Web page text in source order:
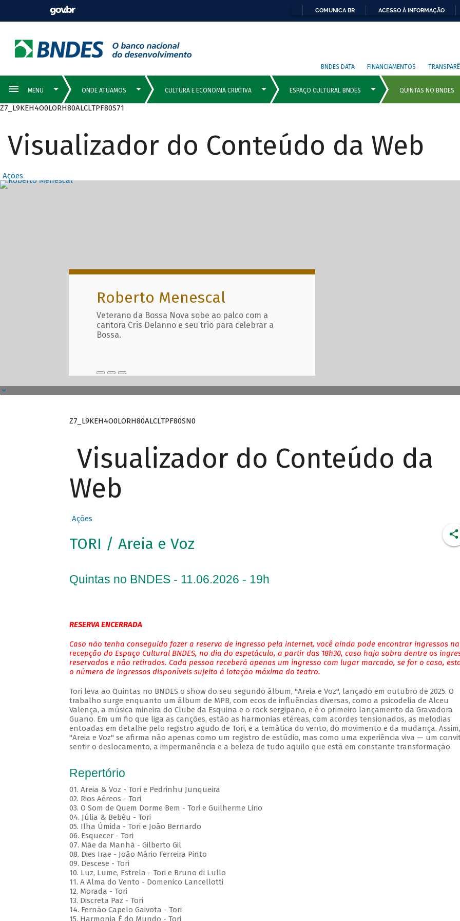
COMUNICA BR ACESSO À INFORMAÇÃO
BNDES DATA FINANCIAMENTOS
Z7_L9KEH4O0LORH80ALCLTPF80S71
Visualizador do Conteúdo da Web
Ações
Destaques Principais com
Roberto Menescal
Veterano da Bossa Nova sobe ao palco com a
cantora Cris Delanno e seu trio para celebrar a
Bossa.
Z7_L9KEH4O0LORH80ALCLTPF80SN0
Visualizador do Conteúdo da
Web
Ações
TORI / Areia e Voz
Quintas no BNDES - 11.06.2026 - 19h
RESERVA ENCERRADA
Caso não tenha conseguido fazer a reserva de ingresso pela internet, você ainda pode encontrar ingressos na
recepção do Espaço Cultural BNDES, no dia do espetáculo, a partir das 18h30, caso haja sobra dentre os
reservados e não retirados. Cada pessoa receberá apenas um ingresso com lugar marcado, se for o caso,
o número de ingressos disponíveis sujeito à lotação máxima do teatro.
Tori leva ao Quintas no BNDES o show do seu segundo álbum, "Areia e Voz", lançado em outubro de 2025. O
trabalho surge enquanto um álbum de MPB, com ecos de influências diversas, como a psicodelia de Alceu
Valença, a música mineira do Clube da Esquina e o rock sergipano, e é o primeiro lançamento da Gravadora
Guano. Em um fio que liga as canções, estão as harmonias etéreas, com acordes tensionados, as melodias
entoadas em detalhe pelo registro agudo de Tori, e a temática do vento, do movimento e da mudança. Assim,
"Areia e Voz" se afirma não apenas como um registro de estúdio, mas como uma experiência viva — um
sentir o deslocamento, a impermanência e a beleza de tudo aquilo que está em constante transformação.
Repertório
01. Areia & Voz - Tori e Pedrinhu Junqueira
02. ⁠Rios Aéreos - Tori
03. O Som de Quem Dorme Bem - Tori e Guilherme Lirio
04. Júlia & Bebéu - Tori
05. Ilha Úmida - Tori e João Bernardo
06. Esquecer - Tori
07. Mãe da Manhã - Gilberto Gil
08. Dies Irae - João Mário Ferreira Pinto
09. Descese - Tori
10. Luz, Lume, Estrela - Tori e Bruno di Lullo
11. A Alma do Vento - Domenico Lancellotti
12. Morada - Tori
13. Discreta Paz - Tori
14. Fernão Capelo Gaivota - Tori